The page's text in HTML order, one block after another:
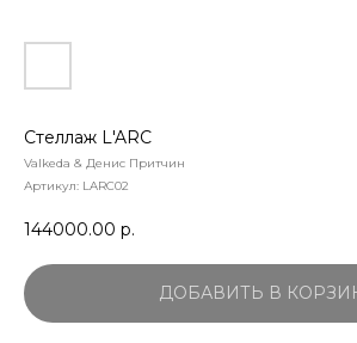
Стеллаж L'ARC
Valkeda & Денис Притчин
Артикул: LARC02
144000.00 р.
ДОБАВИТЬ В